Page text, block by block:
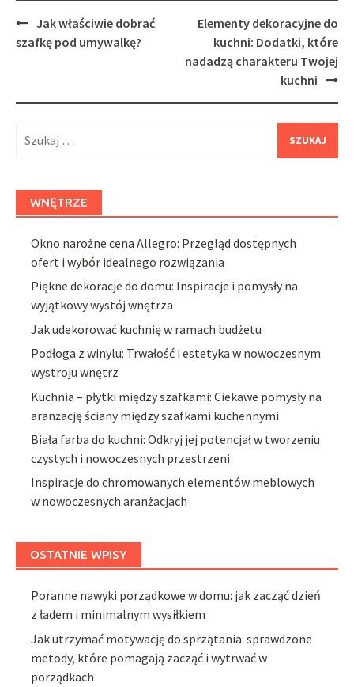
Post
navigation
Jak właściwie dobrać
szafkę pod umywalkę?
Elementy dekoracyjne do
kuchni: Dodatki, które
nadadzą charakteru Twojej
kuchni
WNĘTRZE
Okno narożne cena Allegro: Przegląd dostępnych
ofert i wybór idealnego rozwiązania
Piękne dekoracje do domu: Inspiracje i pomysły na
wyjątkowy wystój wnętrza
Jak udekorować kuchnię w ramach budżetu
Podłoga z winylu: Trwałość i estetyka w nowoczesnym
wystroju wnętrz
Kuchnia – płytki między szafkami: Ciekawe pomysły na
aranżację ściany między szafkami kuchennymi
Biała farba do kuchni: Odkryj jej potencjał w tworzeniu
czystych i nowoczesnych przestrzeni
Inspiracje do chromowanych elementów meblowych
w nowoczesnych aranżacjach
OSTATNIE WPISY
Poranne nawyki porządkowe w domu: jak zacząć dzień
z ładem i minimalnym wysiłkiem
Jak utrzymać motywację do sprzątania: sprawdzone
metody, które pomagają zacząć i wytrwać w
porządkach